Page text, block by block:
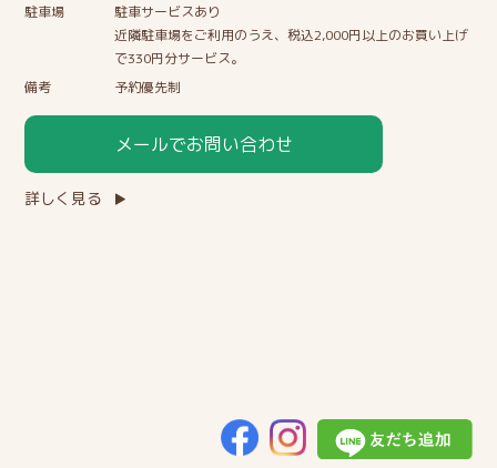
駐車場
駐車サービスあり
近隣駐車場をご利用のうえ、税込2,000円以上のお買い上げ
で330円分サービス。
備考
予約優先制
メールでお問い合わせ
詳しく見る